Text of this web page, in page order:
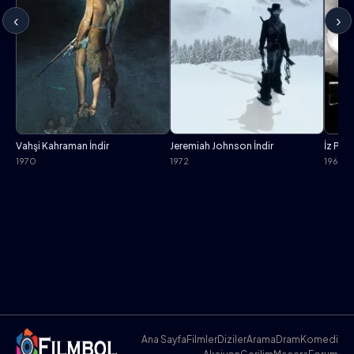
‹
Vahşi Kahraman İndir
1970
Jeremiah Johnson İndir
1972
İz
1969
›
Ana Sayfa FilmlerDizilerArama Dram Komedi